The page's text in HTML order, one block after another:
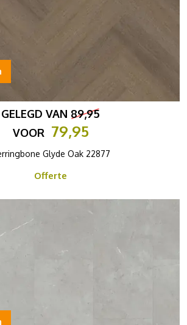
GELEGD VAN 89,95
VOOR 79,95
Glyde Oak 22877
Offerte